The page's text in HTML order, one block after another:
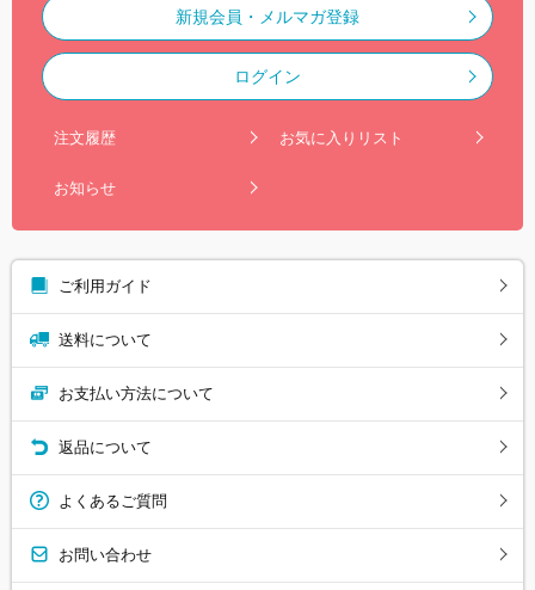
新規会員・メルマガ登録
ログイン
注文履歴 お気に入りリスト
お知らせ
ご利用ガイド
送料について
お支払い方法について
返品について
よくあるご質問
お問い合わせ